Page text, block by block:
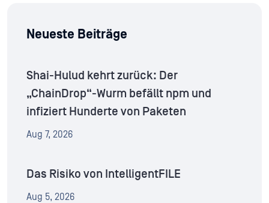
Neueste Beiträge
Shai-Hulud kehrt zurück: Der
„ChainDrop“-Wurm befällt npm und
infiziert Hunderte von Paketen
Aug 7, 2026
Das Risiko von IntelligentFILE
Aug 5, 2026